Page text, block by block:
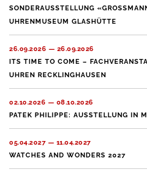
SONDERAUSSTELLUNG
UHRENMUSEUM GLASHÜTTE
26.09.2026 — 26.09.2026
ITS TIME TO COME –
UHREN RECKLINGHAUSEN
02.10.2026 — 08.10.2026
PATEK PHILIPPE: AUSSTELLUNG IN
05.04.2027 — 11.04.2027
WATCHES AND WONDERS 2027